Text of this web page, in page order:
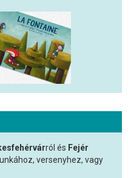
ról és Fejér
versenyhez, vagy